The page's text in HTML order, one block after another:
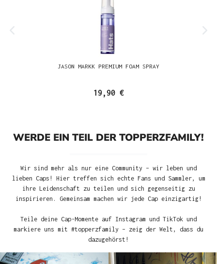
JASON MARKK PREMIUM FOAM SPRAY
19,90 €
WERDE EIN TEIL DER TOPPERZFAMILY!
Wir sind mehr als nur eine Community – wir leben und
lieben Caps! Hier treffen sich echte Fans und Sammler, um
ihre Leidenschaft zu teilen und sich gegenseitig zu
inspirieren. Gemeinsam machen wir jede Cap einzigartig!
Teile deine Cap-Momente auf Instagram und TikTok und
markiere uns mit #topperzfamily – zeig der Welt, dass du
dazugehörst!